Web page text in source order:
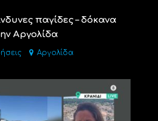
παγίδες – δόκανα
Αργολίδα
Αργολίδα